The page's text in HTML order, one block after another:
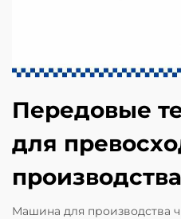
Передовые
для
производства
Машина для производства